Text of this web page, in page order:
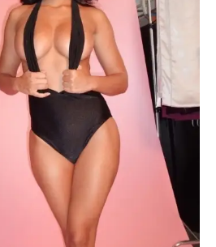
Escandalos,Morbo,